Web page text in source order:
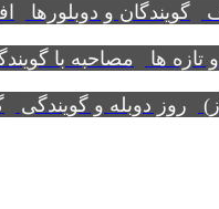
گویندگان و دوبلورها
و تازه ها مصاحبه با
روز دوبله و گویندگی